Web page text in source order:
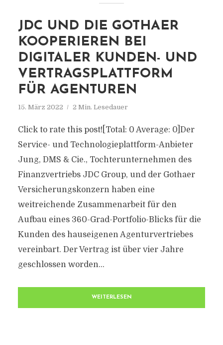
JDC UND DIE GOTHAER
KOOPERIEREN BEI
DIGITALER KUNDEN- UND
VERTRAGSPLATTFORM
FÜR AGENTUREN
15. März 2022 2 Min. Lesedauer
Click to rate this post![Total: 0 Average: 0]Der
Service- und Technologieplattform-Anbieter
Jung, DMS & Cie., Tochterunternehmen des
Finanzvertriebs JDC Group, und der Gothaer
Versicherungskonzern haben eine
weitreichende Zusammenarbeit für den
Aufbau eines 360-Grad-Portfolio-Blicks für die
Kunden des hauseigenen Agenturvertriebes
vereinbart. Der Vertrag ist über vier Jahre
geschlossen worden...
WEITERLESEN